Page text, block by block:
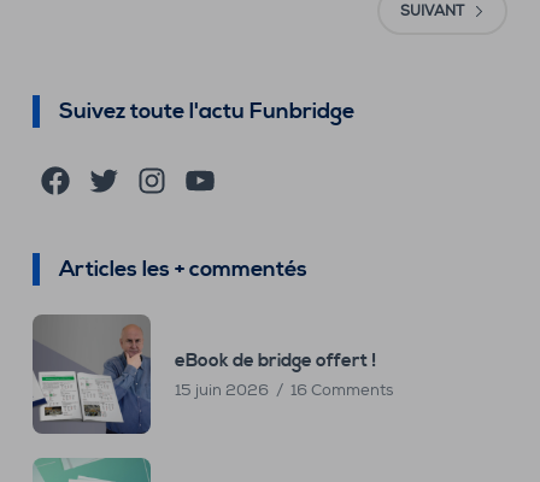
SUIVANT
Suivez toute l'actu Funbridge
FacebookTwitterInstagramYouTube
Articles les + commentés
eBook de bridge offert !
15 juin 2026 16 Comments